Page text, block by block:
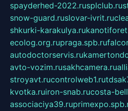
spayderhed-2022.rusplclub.ru
snow-guard.ruslovar-ivrit.ru
shkurki-karakulya.ru
ecolog.org.rupraga.spb.ru
autodoctorservis.ru
avto-vozim.rusakhcamera.ru
stroyavt.rucontrolweb1.ru
kvotka.ruiron-snab.rucosta-
associaciya39.ru